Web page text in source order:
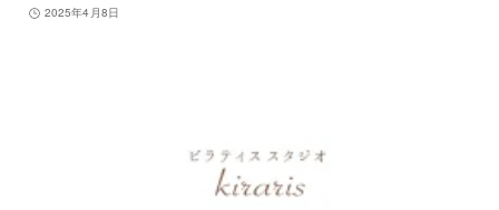
2025年4月8日